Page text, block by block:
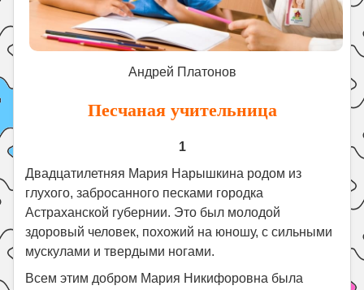
Андрей Платонов
Песчаная учительница
1
Двадцатилетняя Мария Нарышкина родом из
глухого, забросанного песками городка
Астраханской губернии. Это был молодой
здоровый человек, похожий на юношу, с сильными
мускулами и твердыми ногами.
Всем этим добром Мария Никифоровна была